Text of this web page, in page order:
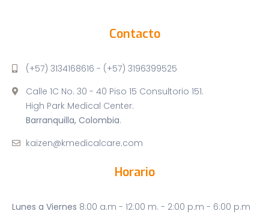
Contacto
(+57) 3134168616 - (+57) 3196399525
Calle 1C No. 30 - 40 Piso 15 Consultorio 151.
High Park Medical Center.
Barranquilla, Colombia.
kaizen@kmedicalcare.com
Horario
Lunes a Viernes 8:00 a.m - 12:00 m. - 2:00 p.m - 6:00 p.m